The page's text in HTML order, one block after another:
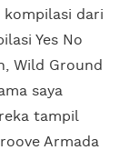
kompilasi dari
Yes No
Wild Ground
saya
tampil
Armada